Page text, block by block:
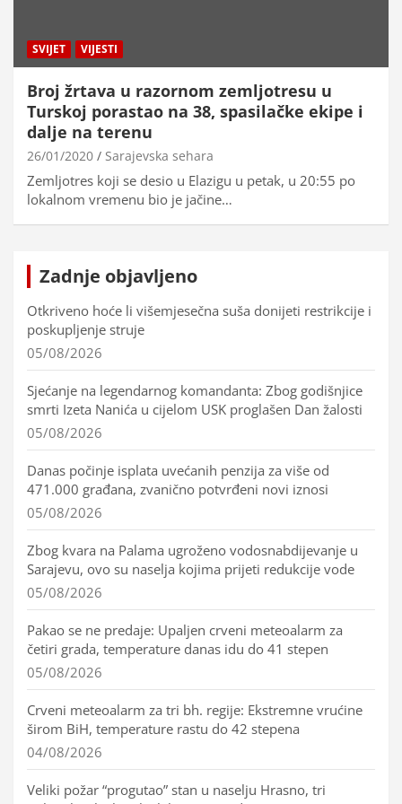
SVIJET VIJESTI
Broj žrtava u razornom zemljotresu u
Turskoj porastao na 38, spasilačke ekipe i
dalje na terenu
26/01/2020 Sarajevska sehara
Zemljotres koji se desio u Elazigu u petak, u 20:55 po
lokalnom vremenu bio je jačine…
Zadnje objavljeno
Otkriveno hoće li višemjesečna suša donijeti restrikcije i
poskupljenje struje
05/08/2026
Sjećanje na legendarnog komandanta: Zbog godišnjice
smrti Izeta Nanića u cijelom USK proglašen Dan žalosti
05/08/2026
Danas počinje isplata uvećanih penzija za više od
471.000 građana, zvanično potvrđeni novi iznosi
05/08/2026
Zbog kvara na Palama ugroženo vodosnabdijevanje u
Sarajevu, ovo su naselja kojima prijeti redukcije vode
05/08/2026
Pakao se ne predaje: Upaljen crveni meteoalarm za
četiri grada, temperature danas idu do 41 stepen
05/08/2026
Crveni meteoalarm za tri bh. regije: Ekstremne vrućine
širom BiH, temperature rastu do 42 stepena
04/08/2026
Veliki požar “progutao” stan u naselju Hrasno, tri